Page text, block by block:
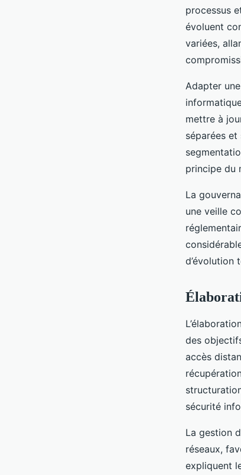
processus
évoluent
variées,
Adapter
mettre à
séparées et
principe du
La
une veille
d’évolution
des
accès
sécurité
La gestion
réseaux,
expliquent